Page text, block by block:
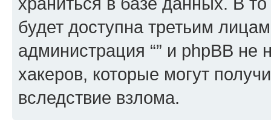
будет доступна третьим
администрация “” и phpBB не
хакеров, которые могут
вследствие взлома.